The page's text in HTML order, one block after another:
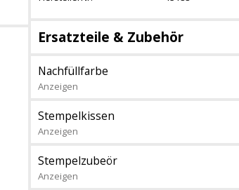
Ersatzteile & Zubehör
Nachfüllfarbe
Anzeigen
Stempelkissen
Anzeigen
Stempelzubeör
Anzeigen